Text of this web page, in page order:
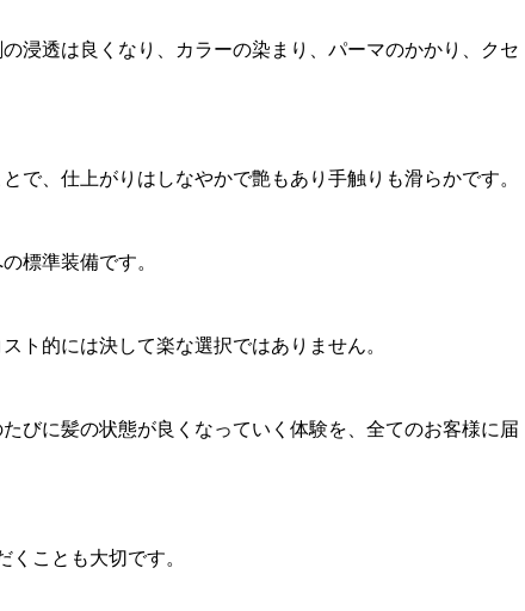
浸透は良くなり、カラーの染まり、パーマのかかり、クセ
で、仕上がりはしなやかで艶もあり手触りも滑らかです。
標準装備です。
ト的には決して楽な選択ではありません。
びに髪の状態が良くなっていく体験を、全てのお客様に届
ことも大切です。